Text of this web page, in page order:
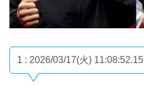
1 : 2026/03/17(火) 11:08:52.15